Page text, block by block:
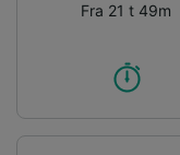
Fra 21 t 49m